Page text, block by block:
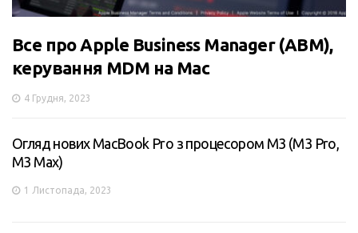
Все про Apple Business Manager (ABM),
керування MDM на Mac
4 Грудня, 2023
Огляд нових MacBook Pro з процесором M3 (M3 Pro,
M3 Max)
1 Листопада, 2023